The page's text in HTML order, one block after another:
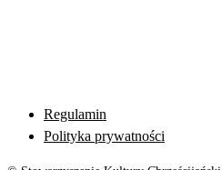
Regulamin
Polityka prywatności